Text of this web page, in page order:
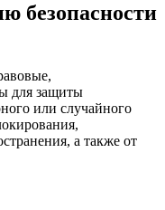
безопасности
для защиты
или случайного
а также от